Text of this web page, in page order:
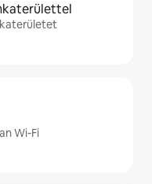
Wi-Fi